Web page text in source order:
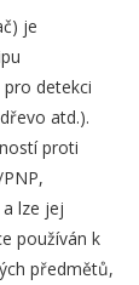
je
detekci
atd.).
proti
lze jej
používán k
předmětů,